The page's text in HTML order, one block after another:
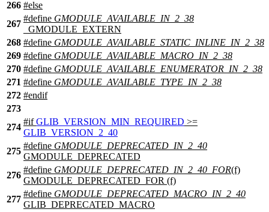
266 #else
267
#define GMODULE_AVAILABLE_IN_2_38
_GMODULE_EXTERN
268 #define GMODULE_AVAILABLE_STATIC_INLINE_IN_2_38
269 #define GMODULE_AVAILABLE_MACRO_IN_2_38
270 #define GMODULE_AVAILABLE_ENUMERATOR_IN_2_38
271 #define GMODULE_AVAILABLE_TYPE_IN_2_38
272 #endif
273
274
#if GLIB_VERSION_MIN_REQUIRED >=
GLIB_VERSION_2_40
275
#define GMODULE_DEPRECATED_IN_2_40
GMODULE_DEPRECATED
276
#define GMODULE_DEPRECATED_IN_2_40_FOR(f)
GMODULE_DEPRECATED_FOR (f)
277
#define GMODULE_DEPRECATED_MACRO_IN_2_40
GLIB_DEPRECATED_MACRO